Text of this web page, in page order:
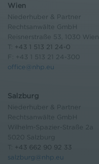
Wien
Niederhuber & Partner
Rechtsanwälte GmbH
Reisnerstraße 53, 1030 Wien
T: +43 1 513 21 24-0
F: +43 1 513 21 24-300
office@nhp.eu
Salzburg
Niederhuber & Partner
Rechtsanwälte GmbH
Wilhelm-Spazier-Straße 2a
5020 Salzburg
+43 662 90 92 33
salzburg@nhp.eu